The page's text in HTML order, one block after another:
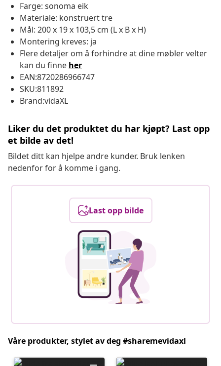
Farge: sonoma eik
Materiale: konstruert tre
Mål: 200 x 19 x 103,5 cm (L x B x H)
Montering kreves: ja
Flere detaljer om å forhindre at dine møbler velter
kan du finne her
EAN:8720286966747
SKU:811892
Brand:vidaXL
Liker du det produktet du har kjøpt? Last opp
et bilde av det!
Bildet ditt kan hjelpe andre kunder. Bruk lenken
nedenfor for å komme i gang.
Last opp bilde
Våre produkter, stylet av deg #sharemevidaxl